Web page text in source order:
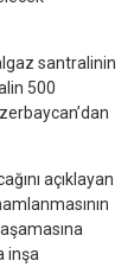
santralinin
500
açıklayan
inşa